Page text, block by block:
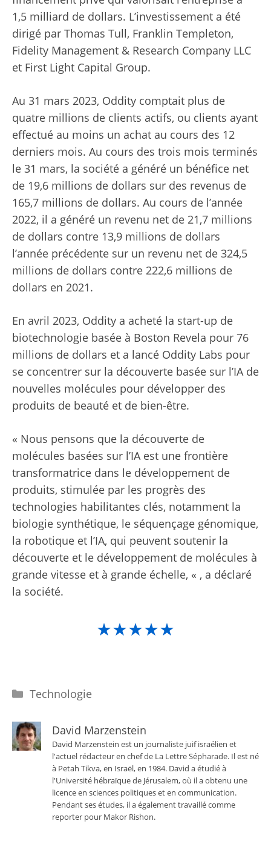
1,5 milliard de dollars. L’investissement a été
dirigé par Thomas Tull, Franklin Templeton,
Fidelity Management & Research Company LLC
et First Light Capital Group.
Au 31 mars 2023, Oddity comptait plus de
quatre millions de clients actifs, ou clients ayant
effectué au moins un achat au cours des 12
derniers mois. Au cours des trois mois terminés
le 31 mars, la société a généré un bénéfice net
de 19,6 millions de dollars sur des revenus de
165,7 millions de dollars. Au cours de l’année
2022, il a généré un revenu net de 21,7 millions
de dollars contre 13,9 millions de dollars
l’année précédente sur un revenu net de 324,5
millions de dollars contre 222,6 millions de
dollars en 2021.
En avril 2023, Oddity a acheté la start-up de
biotechnologie basée à Boston Revela pour 76
millions de dollars et a lancé Oddity Labs pour
se concentrer sur la découverte basée sur l’IA de
nouvelles molécules pour développer des
produits de beauté et de bien-être.
« Nous pensons que la découverte de
molécules basées sur l’IA est une frontière
transformatrice dans le développement de
produits, stimulée par les progrès des
technologies habilitantes clés, notamment la
biologie synthétique, le séquençage génomique,
la robotique et l’IA, qui peuvent soutenir la
découverte et le développement de molécules à
grande vitesse et à grande échelle, « , a déclaré
la société.
★★★★★
Catégories
Technologie
David Marzenstein
David Marzenstein est un journaliste juif israélien et
l'actuel rédacteur en chef de La Lettre Sépharade. Il est né
à Petah Tikva, en Israël, en 1984. David a étudié à
l'Université hébraïque de Jérusalem, où il a obtenu une
licence en sciences politiques et en communication.
Pendant ses études, il a également travaillé comme
reporter pour Makor Rishon.